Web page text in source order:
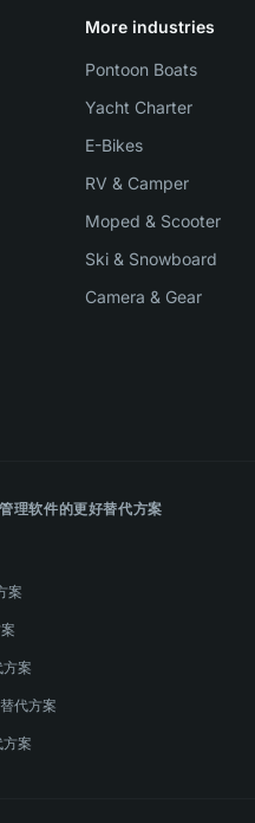
More industries
Pontoon Boats
Yacht Charter
E-Bikes
RV & Camper
Moped & Scooter
Ski & Snowboard
Camera & Gear
理软件的更好替代方案
案
案
代方案
案